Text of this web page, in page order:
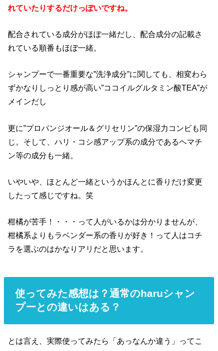
れていたりするだけっぽいですね。
配合されている成分がほぼ一緒だし、配合成分の記載さ
れている順番もほぼ一緒。
シャンプーで一番重要な”洗浄成分”に関しても、相変わら
ずかなりしっとり感が高い”ココイルグルタミン酸TEA”が
メインだし
更に”プロパンジオール＆グリセリン”の保湿力コンビも同
じ。そして、ハリ・コシ感アップ系の成分であるヘマチ
ン等の成分も一緒。
いやいや、ほとんど一緒というかほんとに香りだけ変更
したって感じですね。笑
柑橘が苦手！・・・って人がいるかは分かりませんが、
柑橘系よりもラベンダー系の香りが好き！って人はコチ
ラを選ぶのはかなりアリだと思います。
使ってみた感想は？通常のharuシャン
プーとの違いはある？
とは言え、実際使ってみたら「あっなんか違う」ってこ